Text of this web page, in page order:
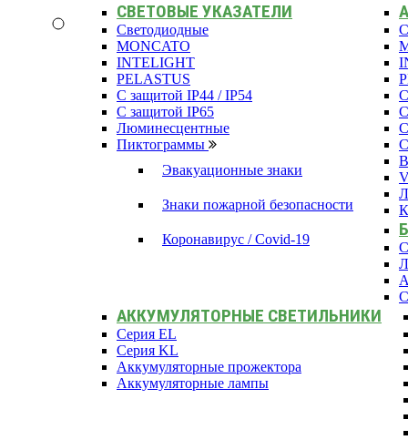
СВЕТОВЫЕ УКАЗАТЕЛИ
Светодиодные
MONCATO
INTELIGHT
PELASTUS
С защитой IP44 / IP54
С защитой IP65
Люминесцентные
Пиктограммы
Эвакуационные знаки
Знаки пожарной безопасности
Коронавирус / Covid-19
АККУМУЛЯТОРНЫЕ СВЕТИЛЬНИКИ
Серия EL
Серия KL
Аккумуляторные прожектора
Аккумуляторные лампы